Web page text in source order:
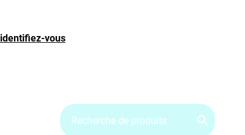
identifiez-vous